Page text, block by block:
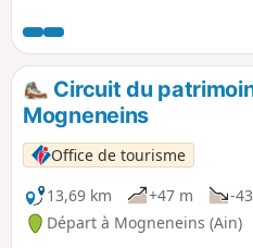
agréable.
Circuit du
Mogneneins
Office de tourisme
13,69 km
+47 m -
Départ à Mogneneins (Ain)